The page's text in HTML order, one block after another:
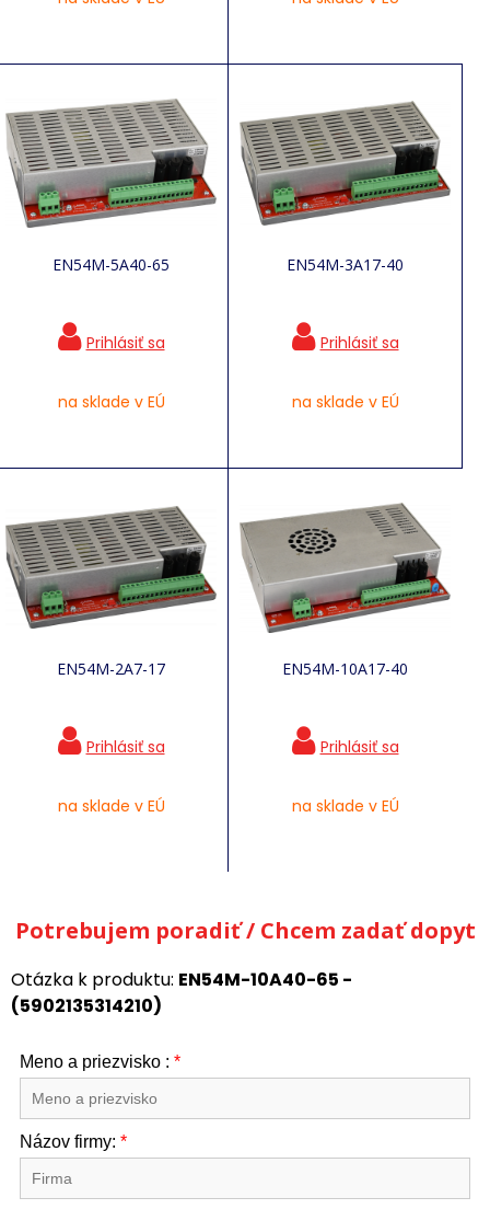
EN54M-5A40-65
na sklade v EÚ
EN54M-3A17-40
na sklade v EÚ
EN54M-2A7-17
na sklade v EÚ
EN54M-10A17-40
na sklade v EÚ
Potrebujem poradiť / Chcem zadať dopyt
Otázka k produktu: EN54M-10A40-65 -
(5902135314210)